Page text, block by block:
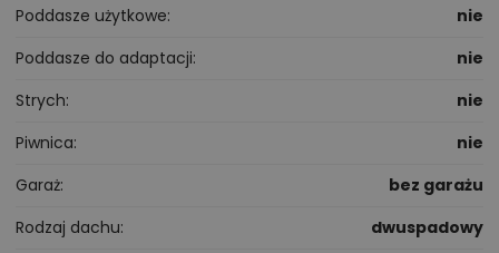
Poddasze użytkowe
nie
Poddasze do adaptacji
nie
Strych
nie
Piwnica
nie
Garaż
bez garażu
Rodzaj dachu
dwuspadowy